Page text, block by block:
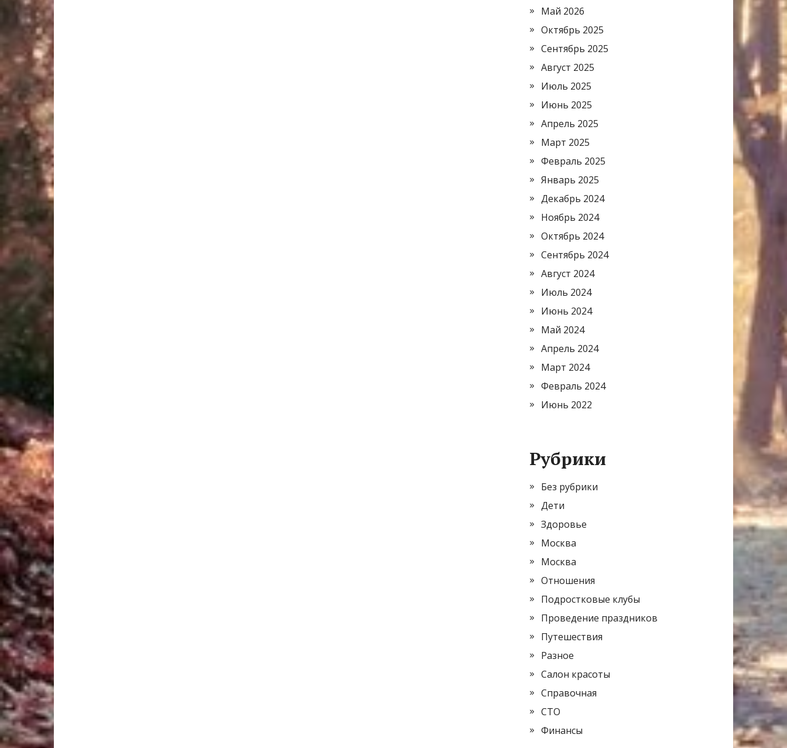
Май 2026
Октябрь 2025
Сентябрь 2025
Август 2025
Июль 2025
Июнь 2025
Апрель 2025
Март 2025
Февраль 2025
Январь 2025
Декабрь 2024
Ноябрь 2024
Октябрь 2024
Сентябрь 2024
Август 2024
Июль 2024
Июнь 2024
Май 2024
Апрель 2024
Март 2024
Февраль 2024
Июнь 2022
Рубрики
Без рубрики
Дети
Здоровье
Москва
Москва
Отношения
Подростковые клубы
Проведение праздников
Путешествия
Разное
Салон красоты
Справочная
СТО
Финансы